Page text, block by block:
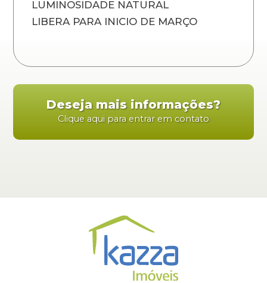
LUMINOSIDADE NATURAL
LIBERA PARA INICIO DE MARÇO
Deseja mais informações?
Clique aqui para entrar em contato